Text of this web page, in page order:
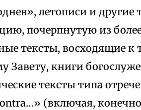
летописи и
почерпнутую из
тексты, восходящие к
Завету, книги
тексты типа
(включая,